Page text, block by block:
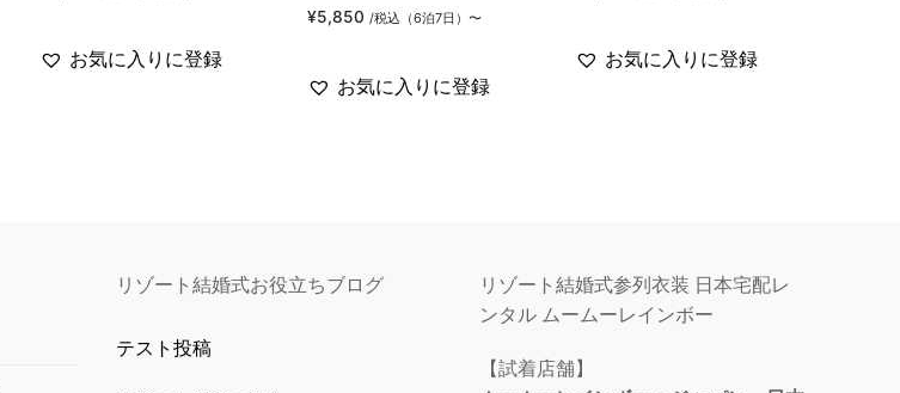
お気に入りに登録
¥5,850 /税込（6泊7日）〜
お気に入りに登録
お気に入りに登録
リゾート結婚式お役立ちブログ
テスト投稿
リゾート結婚式参列衣装 日本宅配レ
ンタル ムームーレインボー
【試着店舗】